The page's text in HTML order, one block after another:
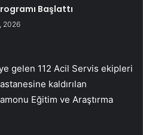
Başlattı
2026
gelen 112 Acil Servis ekipleri
kaldırılan
Eğitim ve Araştırma